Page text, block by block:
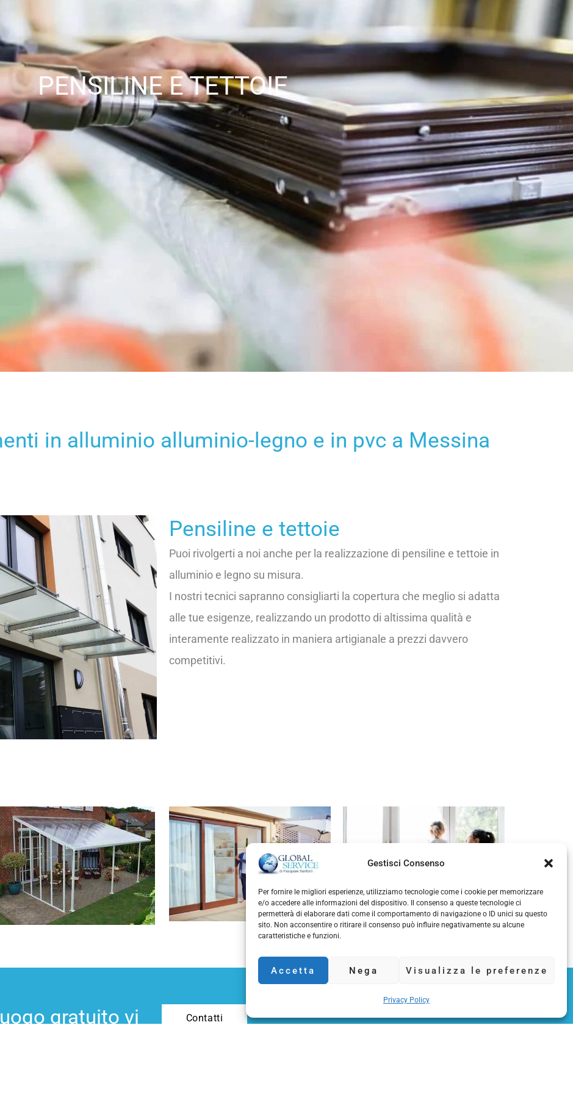
Gestisci Consenso
Per fornire le migliori esperienze, utilizziamo tecnologie come i cookie per memorizzare
e/o accedere alle informazioni del dispositivo. Il consenso a queste tecnologie ci
permetterà di elaborare dati come il comportamento di navigazione o ID unici su questo
sito. Non acconsentire o ritirare il consenso può influire negativamente su alcune
caratteristiche e funzioni.
Accetta Nega Visualizza le preferenze
Privacy Policy
PENSILINE E TETTOIE
in alluminio alluminio-legno e in pvc a Messina
Pensiline e tettoie
Puoi rivolgerti a noi anche per la realizzazione di pensiline e tettoie in
alluminio e legno su misura.
I nostri tecnici sapranno consigliarti la copertura che meglio si adatta
alle tue esigenze, realizzando un prodotto di altissima qualità e
interamente realizzato in maniera artigianale a prezzi davvero
competitivi.
gratuito vi
Contatti